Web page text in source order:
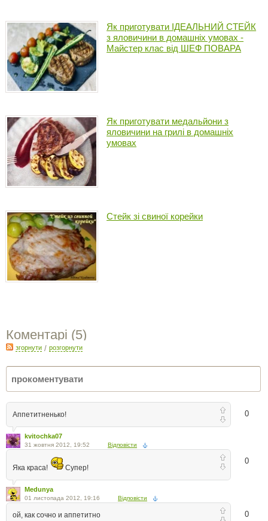
Як приготувати ІДЕАЛЬНИЙ СТЕЙК
з яловичини в домашніх умовах -
Майстер клас від ШЕФ ПОВАРА
Як приготувати медальйони з
яловичини на грилі в домашніх
умовах
Стейк зі свиної корейки
Коментарі (5)
згорнути / розгорнути
0
Аппетитненько!
kvitochka07
31 жовтня 2012, 19:52 Відповісти
0
Яка краса! Супер!
Medunya
01 листопада 2012, 19:16 Відповісти
0
ой, как сочно и аппетитно